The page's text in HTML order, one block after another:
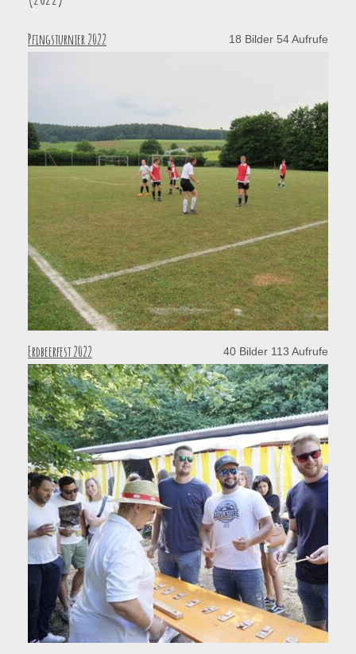
Pfingsturnier 2022 18 Bilder 54 Aufrufe
Erdbeerfest 2022 40 Bilder 113 Aufrufe